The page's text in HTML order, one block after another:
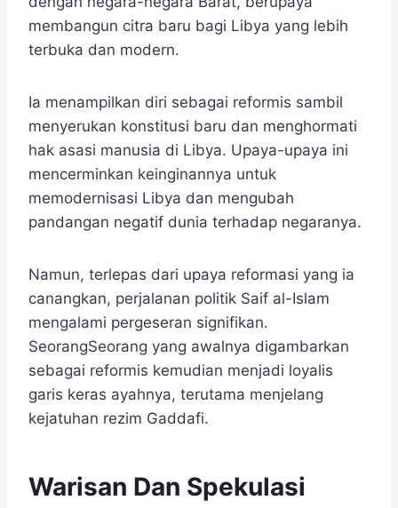
membangun citra baru bagi Libya yang lebih
terbuka dan modern.
Ia menampilkan diri sebagai reformis sambil
menyerukan konstitusi baru dan menghormati
hak asasi manusia di Libya. Upaya-upaya ini
mencerminkan keinginannya untuk
memodernisasi Libya dan mengubah
pandangan negatif dunia terhadap negaranya.
Namun, terlepas dari upaya reformasi yang ia
canangkan, perjalanan politik Saif al-Islam
mengalami pergeseran signifikan.
SeorangSeorang yang awalnya digambarkan
sebagai reformis kemudian menjadi loyalis
garis keras ayahnya, terutama menjelang
kejatuhan rezim Gaddafi.
Warisan Dan Spekulasi